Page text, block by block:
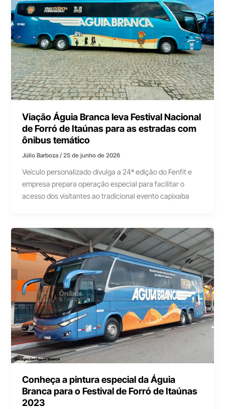
Viação Águia Branca leva Festival Nacional
de Forró de Itaúnas para as estradas com
ônibus temático
Júlio Barboza/25 de junho de 2026
Veículo personalizado divulga a 24ª edição do Fenfit e
empresa prepara operação especial para facilitar o
acesso dos visitantes ao tradicional evento capixaba
Conheça a pintura especial da Águia
Branca para o Festival de Forró de Itaúnas
2023